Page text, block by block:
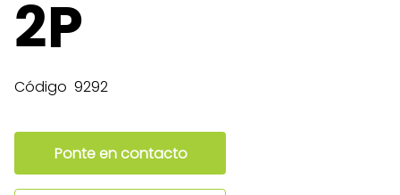
2P
Código 9292
Ponte en contacto